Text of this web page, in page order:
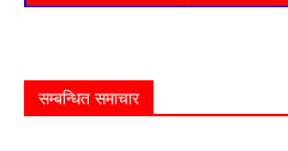
सम्बन्धित समाचार